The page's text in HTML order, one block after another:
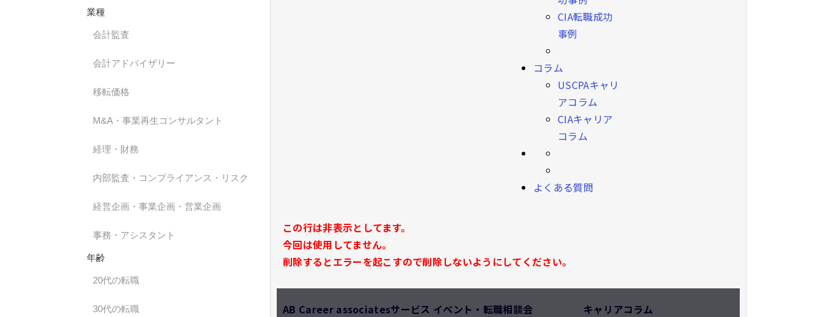
業種
会計監査
会計アドバイザリー
移転価格
M&A・事業再生コンサルタント
経理・財務
内部監査・コンプライアンス・リスク
経営企画・事業企画・営業企画
事務・アシスタント
年齢
20代の転職
30代の転職
CIA転職成功
事例
コラム
USCPAキャリ
アコラム
CIAキャリア
コラム
よくある質問
この行は非表示としてます。
今回は使用してません。
削除するとエラーを起こすので削除しないようにしてください。
AB Career associatesサービス イベント・転職相談会 キャリアコラム